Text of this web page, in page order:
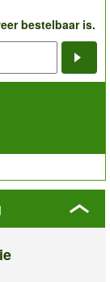
bestelbaar is.